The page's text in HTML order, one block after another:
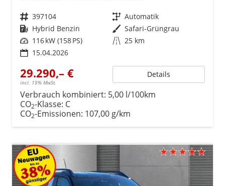
Fahrzeugnr. 397104 Getriebe Automatik
Kraftstoff Hybrid Benzin Außenfarbe Safari-Grüngrau
Leistung 116 kW (158 PS) Kilometerstand 25 km
15.04.2026
29.290,– €
incl. 19% MwSt.
Details
Verbrauch kombiniert: 5,00 l/100km
CO2-Klasse: C
CO2-Emissionen: 107,00 g/km